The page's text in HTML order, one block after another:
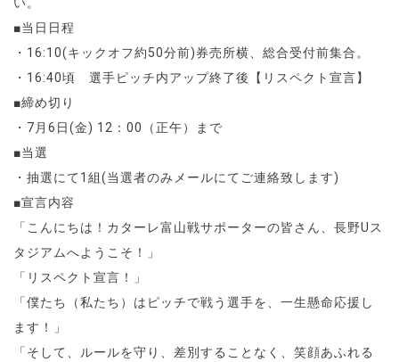
■当日日程
・ 16:10(キックオフ約50分前)券売所横、総合受付前集合。
・ 16:40頃 選手ピッチ内アップ終了後【リスペクト宣言】
■締め切り
・ 7 月 6 日(金) 12 ： 00
（正午）まで
■当選
・抽選にて 1 組(当選者のみメールにてご連絡致します)
■宣言内容
「こんにちは！ カターレ富山戦サポーターの皆さん、長野U ス
タジアムへようこそ！」
「リスペクト宣言！」
「僕たち（私たち）はピッチで戦う選手を、一生懸命応援し
ます！」
「そして、ルールを守り、差別することなく、笑顔あふれる